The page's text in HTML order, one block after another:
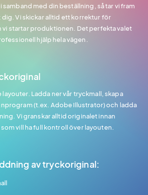
med din beställning, så tar vi fram
Vi skickar alltid ett korrektur för
vi startar produktionen. Det perfekta valet
hjälp hela vägen.
layouter. Ladda ner vår tryckmall, skapa
(t.ex. Adobe Illustrator) och ladda
Vi granskar alltid originalet innan
vill ha full kontroll över layouten.
av tryckoriginal: